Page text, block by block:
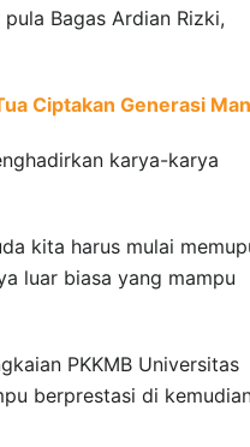
Bagas Ardian Rizki,
Ciptakan Generasi
karya-karya
kita harus mulai
luar biasa yang mampu
PKKMB Universitas
berprestasi di